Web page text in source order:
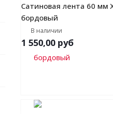
Сатиновая лента 60 мм
бордовый
В наличии
1 550,00 руб